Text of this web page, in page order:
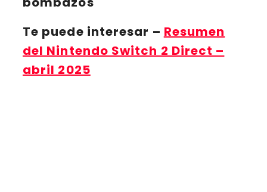
Te puede interesar – Resumen
del Nintendo Switch 2 Direct –
abril 2025